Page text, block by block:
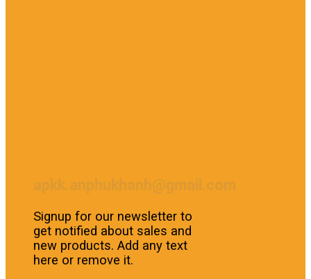
Signup for our newsletter to
get notified about sales and
new products. Add any text
here or remove it.